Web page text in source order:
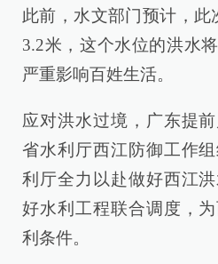
此前，水文部门预计，此
3.2米，这个水位的洪水
严重影响百姓生活。
应对洪水过境，广东提
省水利厅西江防御工作
利厅全力以赴做好西江
好水利工程联合调度，
利条件。